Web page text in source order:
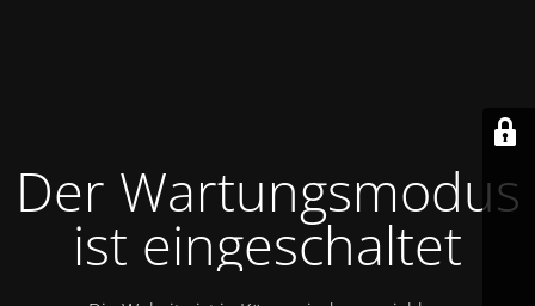
Der Wartungsmodus
ist eingeschaltet